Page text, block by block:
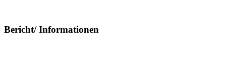
Bericht/ Informationen